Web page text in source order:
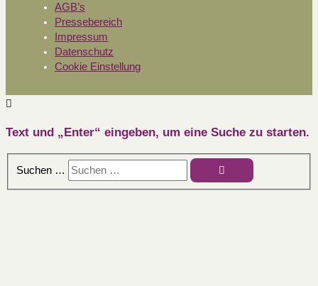
AGB’s
Pressebereich
Impressum
Datenschutz
Cookie Einstellung
Text und „Enter“ eingeben, um eine Suche zu starten.
Suchen …